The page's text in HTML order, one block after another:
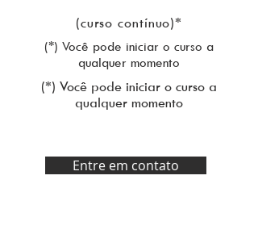
(curso contínuo)*
(*) Você pode iniciar o curso a
qualquer momento
(*) Você pode iniciar o curso a
qualquer momento
Entre em contato